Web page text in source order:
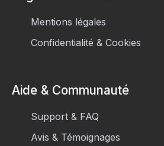
Mentions légales
Confidentialité & Cookies
Aide & Communauté
Support & FAQ
Avis & Témoignages